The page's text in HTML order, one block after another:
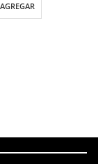
AGREGAR